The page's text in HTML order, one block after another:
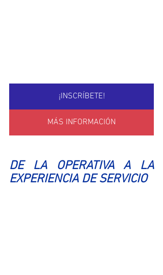
¡INSCRÍBETE!
MÁS INFORMACIÓN
DE LA OPERATIVA A LA
EXPERIENCIA DE SERVICIO